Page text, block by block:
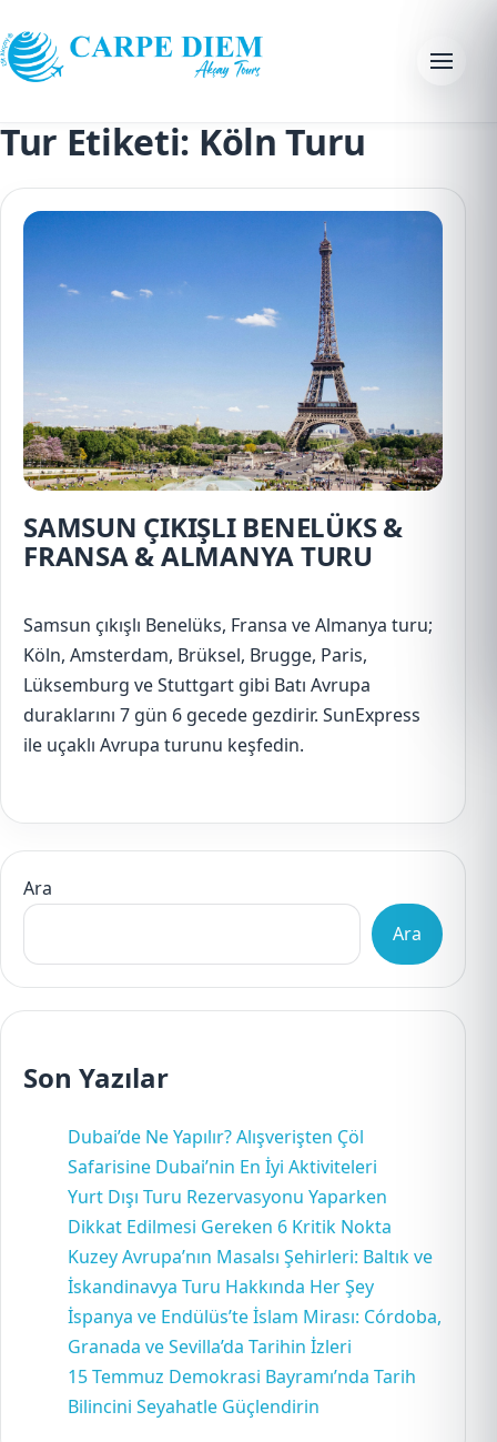
Menu
Tur Etiketi: Köln Turu
SAMSUN ÇIKIŞLI BENELÜKS &
FRANSA & ALMANYA TURU
Samsun çıkışlı Benelüks, Fransa ve Almanya turu;
Köln, Amsterdam, Brüksel, Brugge, Paris,
Lüksemburg ve Stuttgart gibi Batı Avrupa
duraklarını 7 gün 6 gecede gezdirir. SunExpress
ile uçaklı Avrupa turunu keşfedin.
Ara
Ara
Son Yazılar
Dubai’de Ne Yapılır? Alışverişten Çöl
Safarisine Dubai’nin En İyi Aktiviteleri
Yurt Dışı Turu Rezervasyonu Yaparken
Dikkat Edilmesi Gereken 6 Kritik Nokta
Kuzey Avrupa’nın Masalsı Şehirleri: Baltık ve
İskandinavya Turu Hakkında Her Şey
İspanya ve Endülüs’te İslam Mirası: Córdoba,
Granada ve Sevilla’da Tarihin İzleri
15 Temmuz Demokrasi Bayramı’nda Tarih
Bilincini Seyahatle Güçlendirin